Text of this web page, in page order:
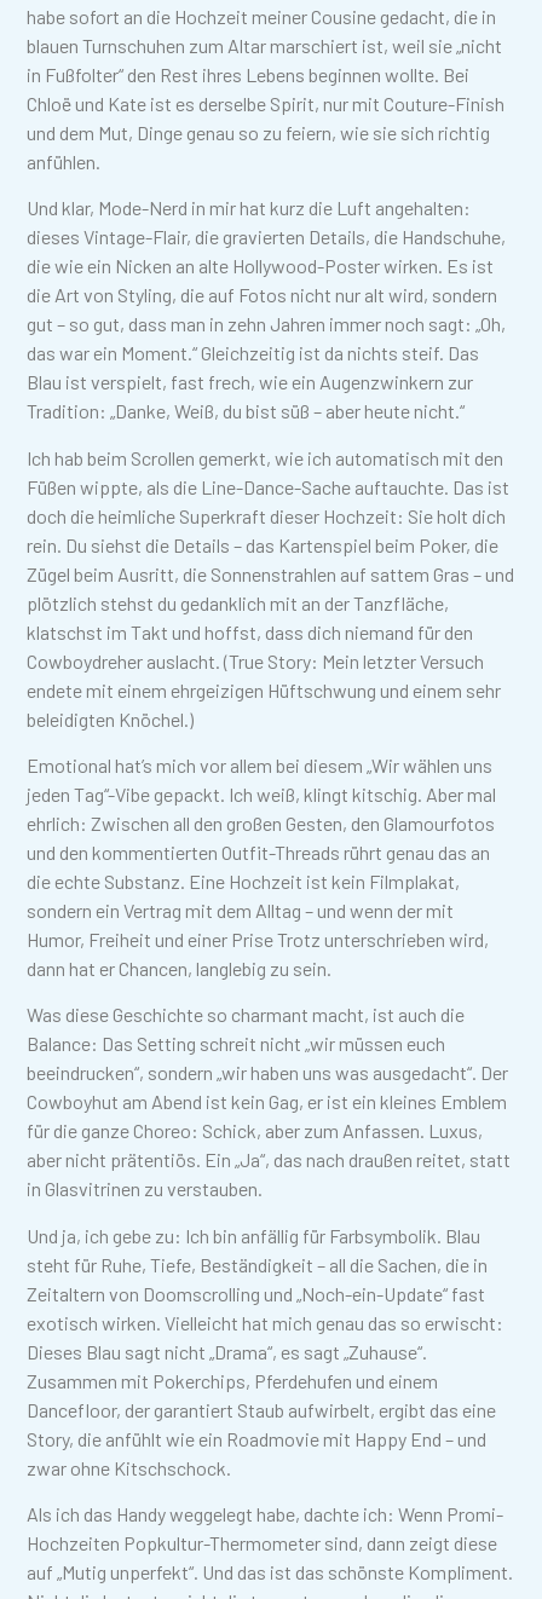
habe sofort an die Hochzeit meiner Cousine gedacht, die in
blauen Turnschuhen zum Altar marschiert ist, weil sie „nicht
in Fußfolter“ den Rest ihres Lebens beginnen wollte. Bei
Chloë und Kate ist es derselbe Spirit, nur mit Couture-Finish
und dem Mut, Dinge genau so zu feiern, wie sie sich richtig
anfühlen.
Und klar, Mode-Nerd in mir hat kurz die Luft angehalten:
dieses Vintage-Flair, die gravierten Details, die Handschuhe,
die wie ein Nicken an alte Hollywood-Poster wirken. Es ist
die Art von Styling, die auf Fotos nicht nur alt wird, sondern
gut – so gut, dass man in zehn Jahren immer noch sagt: „Oh,
das war ein Moment.“ Gleichzeitig ist da nichts steif. Das
Blau ist verspielt, fast frech, wie ein Augenzwinkern zur
Tradition: „Danke, Weiß, du bist süß – aber heute nicht.“
Ich hab beim Scrollen gemerkt, wie ich automatisch mit den
Füßen wippte, als die Line-Dance-Sache auftauchte. Das ist
doch die heimliche Superkraft dieser Hochzeit: Sie holt dich
rein. Du siehst die Details – das Kartenspiel beim Poker, die
Zügel beim Ausritt, die Sonnenstrahlen auf sattem Gras – und
plötzlich stehst du gedanklich mit an der Tanzfläche,
klatschst im Takt und hoffst, dass dich niemand für den
Cowboydreher auslacht. (True Story: Mein letzter Versuch
endete mit einem ehrgeizigen Hüftschwung und einem sehr
beleidigten Knöchel.)
Emotional hat’s mich vor allem bei diesem „Wir wählen uns
jeden Tag“-Vibe gepackt. Ich weiß, klingt kitschig. Aber mal
ehrlich: Zwischen all den großen Gesten, den Glamourfotos
und den kommentierten Outfit-Threads rührt genau das an
die echte Substanz. Eine Hochzeit ist kein Filmplakat,
sondern ein Vertrag mit dem Alltag – und wenn der mit
Humor, Freiheit und einer Prise Trotz unterschrieben wird,
dann hat er Chancen, langlebig zu sein.
Was diese Geschichte so charmant macht, ist auch die
Balance: Das Setting schreit nicht „wir müssen euch
beeindrucken“, sondern „wir haben uns was ausgedacht“. Der
Cowboyhut am Abend ist kein Gag, er ist ein kleines Emblem
für die ganze Choreo: Schick, aber zum Anfassen. Luxus,
aber nicht prätentiös. Ein „Ja“, das nach draußen reitet, statt
in Glasvitrinen zu verstauben.
Und ja, ich gebe zu: Ich bin anfällig für Farbsymbolik. Blau
steht für Ruhe, Tiefe, Beständigkeit – all die Sachen, die in
Zeitaltern von Doomscrolling und „Noch-ein-Update“ fast
exotisch wirken. Vielleicht hat mich genau das so erwischt:
Dieses Blau sagt nicht „Drama“, es sagt „Zuhause“.
Zusammen mit Pokerchips, Pferdehufen und einem
Dancefloor, der garantiert Staub aufwirbelt, ergibt das eine
Story, die anfühlt wie ein Roadmovie mit Happy End – und
zwar ohne Kitschschock.
Als ich das Handy weggelegt habe, dachte ich: Wenn Promi-
Hochzeiten Popkultur-Thermometer sind, dann zeigt diese
auf „Mutig unperfekt“. Und das ist das schönste Kompliment.